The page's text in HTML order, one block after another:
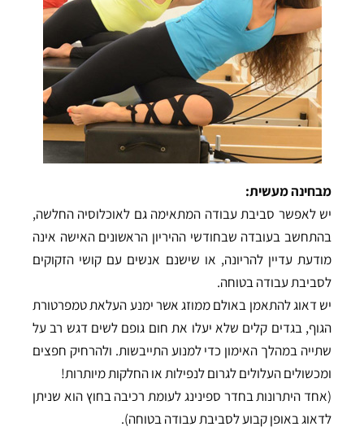
מבחינה מעשית:
יש לאפשר סביבת עבודה המתאימה גם לאוכלוסיה החלשה,
בהתחשב בעובדה שבחודשי ההיריון הראשונים האישה אינה
מודעת עדיין להריונה, או שישנם אנשים עם קושי הזקוקים
לסביבת עבודה בטוחה.
יש דאוג להתאמן באולם ממוזג אשר ימנע העלאת טמפרטורת
הגוף, בגדים קלים שלא יעלו את חום גופם לשים דגש רב על
שתייה במהלך האימון כדי למנוע התייבשות. ולהרחיק חפצים
ומכשולים העלולים לגרום לנפילות או החלקות מיותרות!
(אחד היתרונות בחדר ספינינג לעומת רכיבה בחוץ הוא שניתן
לדאוג באופן קבוע לסביבת עבודה בטוחה).